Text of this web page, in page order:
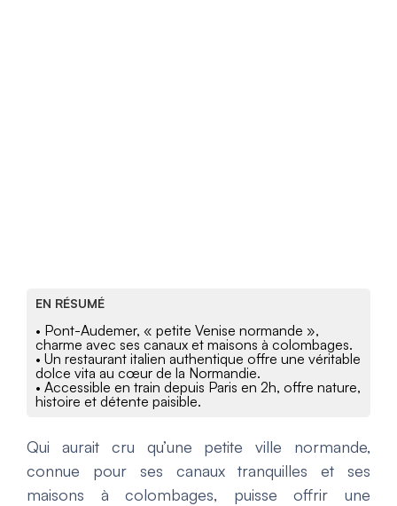
EN RÉSUMÉ
• Pont-Audemer, « petite Venise normande »,
charme avec ses canaux et maisons à colombages.
• Un restaurant italien authentique offre une véritable
dolce vita au cœur de la Normandie.
• Accessible en train depuis Paris en 2h, offre nature,
histoire et détente paisible.
Qui aurait cru qu’une petite ville normande,
connue pour ses canaux tranquilles et ses
maisons à colombages, puisse offrir une